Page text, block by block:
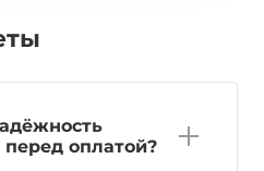
оплатой?